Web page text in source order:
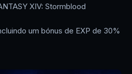
XIV: Stormblood
um bónus de EXP de 30%